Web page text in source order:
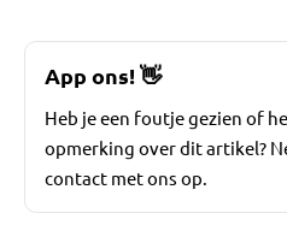
App ons!👋
Heb je een foutje gezien of
opmerking over dit artikel?
contact met ons op.